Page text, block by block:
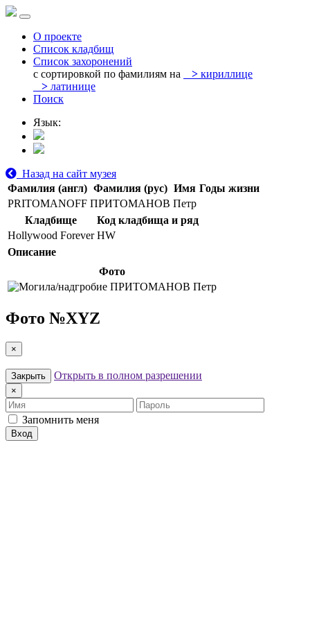
О проекте
Список кладбищ
Список захоронений
с сортировкой по фамилиям на
> кириллице
> латинице
Поиск
Язык:
Назад на сайт музея
Фамилия (англ) Фамилия (рус) Имя Годы жизни
PRITOMANOFF ПРИТОМАНОВ Петр
Кладбище
Код кладбища и ряд
Hollywood Forever HW
Описание
Фото
Фото №XYZ
×
Закрыть Открыть в полном разрешении
×
Имя
Пароль
Запомнить меня
Вход